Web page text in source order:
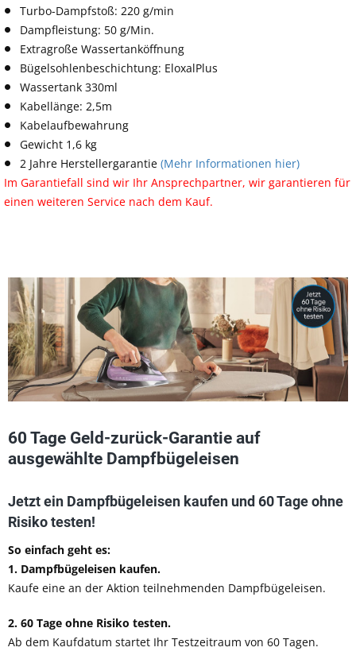
Turbo-Dampfstoß: 220 g/min
Dampfleistung: 50 g/Min.
Extragroße Wassertanköffnung
Bügelsohlenbeschichtung: EloxalPlus
Wassertank 330ml
Kabellänge: 2,5m
Kabelaufbewahrung
Gewicht 1,6 kg
2 Jahre Herstellergarantie (Mehr Informationen hier)
Im Garantiefall sind wir Ihr Ansprechpartner, wir garantieren für
einen weiteren Service nach dem Kauf.
60 Tage Geld-zurück-Garantie auf
ausgewählte Dampfbügeleisen
Jetzt ein Dampfbügeleisen kaufen und 60 Tage ohne
Risiko testen!
So einfach geht es:
1. Dampfbügeleisen kaufen.
Kaufe eine an der Aktion teilnehmenden Dampfbügeleisen.
2. 60 Tage ohne Risiko testen.
Ab dem Kaufdatum startet Ihr Testzeitraum von 60 Tagen.